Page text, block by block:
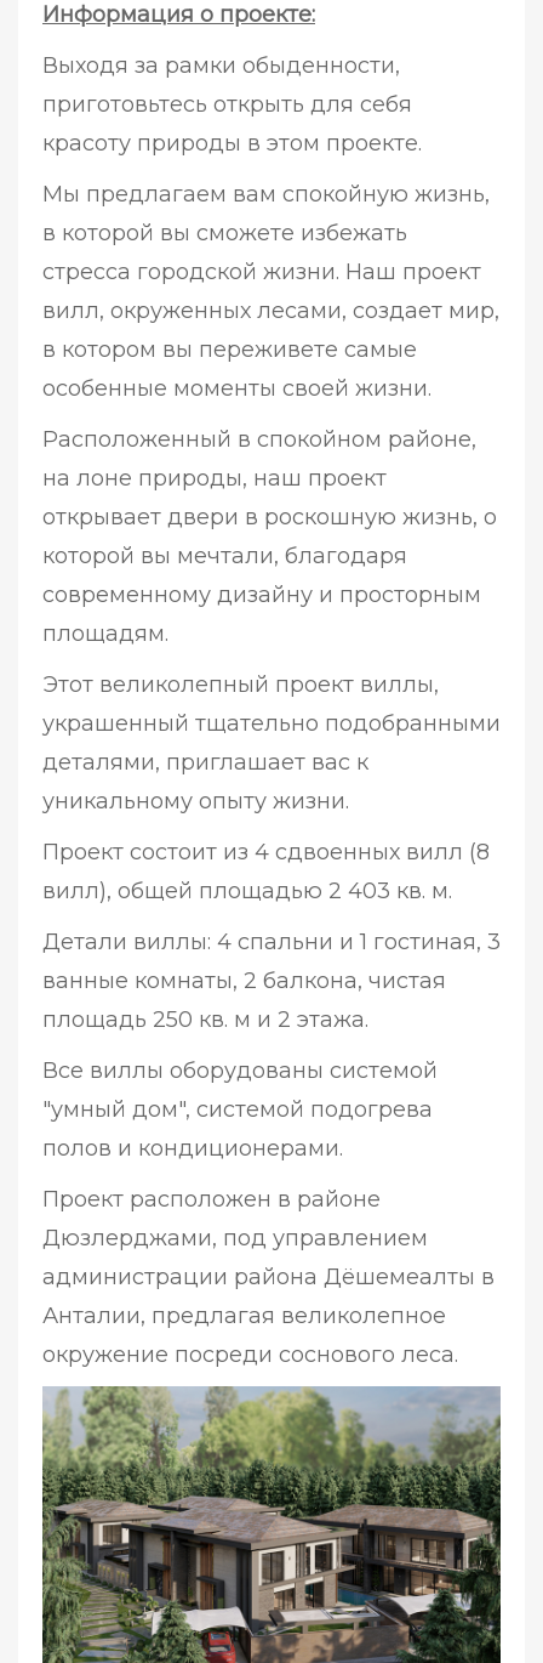
Информация о проекте:
Выходя за рамки обыденности,
приготовьтесь открыть для себя
красоту природы в этом проекте.
Мы предлагаем вам спокойную жизнь,
в которой вы сможете избежать
стресса городской жизни. Наш проект
вилл, окруженных лесами, создает мир,
в котором вы переживете самые
особенные моменты своей жизни.
Расположенный в спокойном районе,
на лоне природы, наш проект
открывает двери в роскошную жизнь, о
которой вы мечтали, благодаря
современному дизайну и просторным
площадям.
Этот великолепный проект виллы,
украшенный тщательно подобранными
деталями, приглашает вас к
уникальному опыту жизни.
Проект состоит из 4 сдвоенных вилл (8
вилл), общей площадью 2 403 кв. м.
Детали виллы: 4 спальни и 1 гостиная, 3
ванные комнаты, 2 балкона, чистая
площадь 250 кв. м и 2 этажа.
Все виллы оборудованы системой
"умный дом", системой подогрева
полов и кондиционерами.
Проект расположен в районе
Дюзлерджами, под управлением
администрации района Дёшемеалты в
Анталии, предлагая великолепное
окружение посреди соснового леса.